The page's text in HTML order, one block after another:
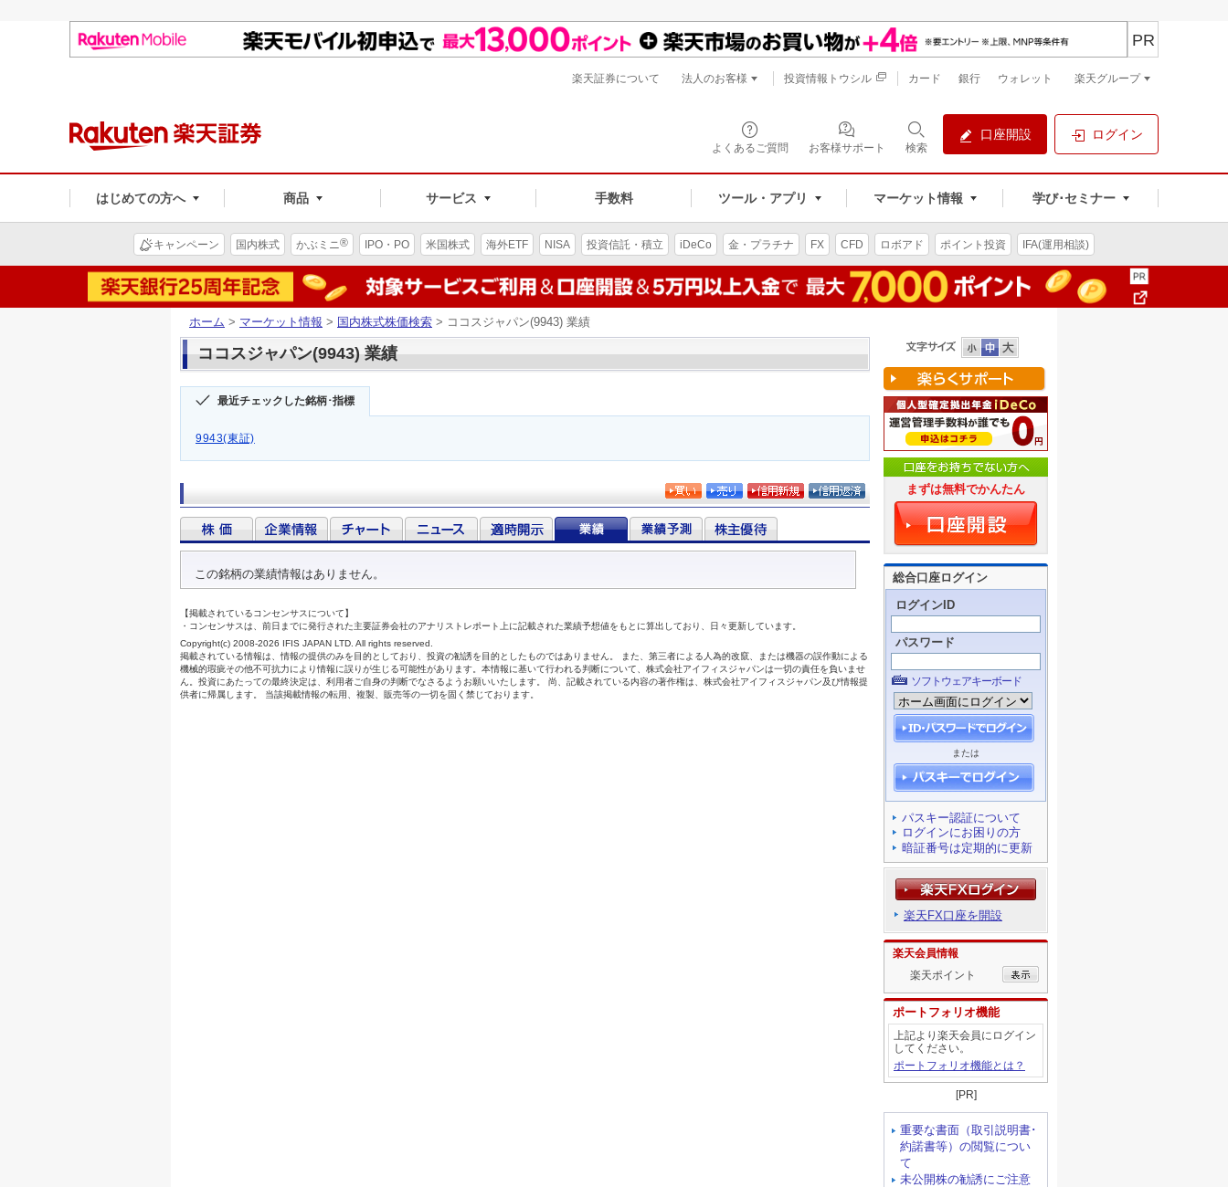
よくあるご質問 お客様サポート 検索
口座開設 ログイン
はじめての方へ 商品 サービス 手数料 ツール・アプリ マーケット情報 学び･セミナー
PR
楽天証券について 法人のお客様 投資情報トウシル カード 銀行 ウォレット 楽天グループ
キャンペーン 国内株式 かぶミニ® IPO・PO 米国株式 海外ETF NISA 投資信託・積立 iDeCo 金・プラチナ FX CFD ロボアド ポイント投資 IFA(運用相談)
ホーム > マーケット情報 > 国内株式株価検索 > ココスジャパン(9943) 業績
ココスジャパン(9943) 業績
最近チェックした銘柄･指標
9943(東証)
まずは無料でかんたん
総合口座ログイン
ログインID
パスワード
ソフトウェアキーボード
または
パスキー認証について
ログインにお困りの方
暗証番号は定期的に更新
楽天FX口座を開設
楽天会員情報
楽天ポイント
ポートフォリオ機能
上記より楽天会員にログイン
してください。
ポートフォリオ機能とは？
[PR]
重要な書面（取引説明書･
約諾書等）の閲覧につい
て
未公開株の勧誘にご注意